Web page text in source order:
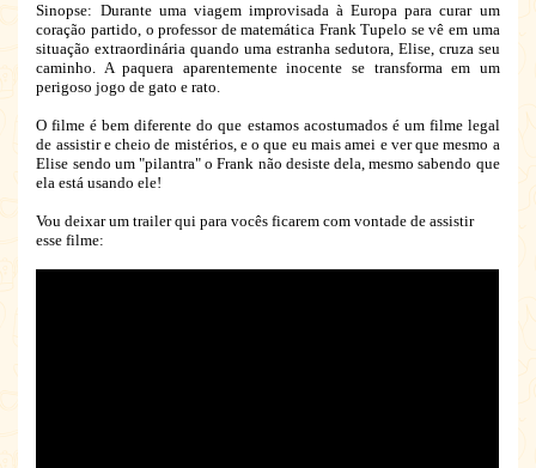
Sinopse: Durante uma viagem improvisada à Europa para curar um
coração partido, o professor de matemática Frank Tupelo se vê em uma
situação extraordinária quando uma estranha sedutora, Elise, cruza seu
caminho. A paquera aparentemente inocente se transforma em um
perigoso jogo de gato e rato.
O filme é bem diferente do que estamos acostumados é um filme legal
de assistir e cheio de mistérios, e o que eu mais amei e ver que mesmo a
Elise sendo um "pilantra" o Frank não desiste dela, mesmo sabendo que
ela está usando ele!
Vou deixar um trailer qui para vocês ficarem com vontade de assistir
esse filme: